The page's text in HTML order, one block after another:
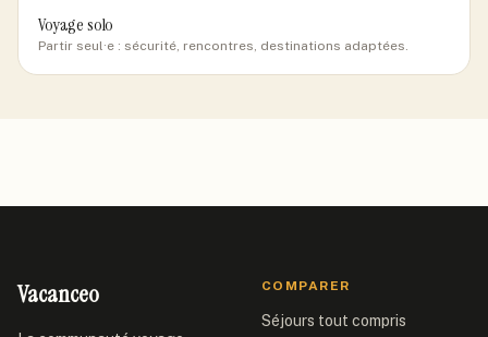
Voyage solo
Partir seul·e : sécurité, rencontres, destinations adaptées.
Vacanceo COMPARER
Séjours tout compris